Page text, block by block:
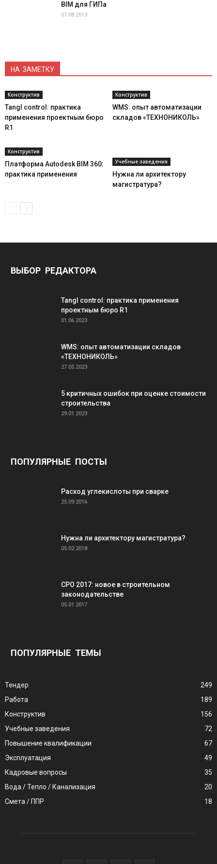
BIM для ГИПа
07.08.2019
НА ЗАМЕТКУ
Конструктив
Tangl control: практика
применения проектным бюро
R1
Конструктив
WMS: опыт автоматизации
складов «ТЕХНОНИКОЛЬ»
Конструктив
Платформа Autodesk BIM 360:
практика применения
Учебные заведения
Нужна ли архитектору
магистратура?
ВЫБОР РЕДАКТОРА
Tangl control: практика применения
проектным бюро R1
01.06.2023
WMS: опыт автоматизации складов
«ТЕХНОНИКОЛЬ»
27.05.2023
5 критичных ошибок при оценке стоимости
строительства
29.01.2023
ПОПУЛЯРНЫЕ ПОСТЫ
Расход углекислоты при сварке
25.09.2016
Нужна ли архитектору магистратура?
05.02.2018
СРО 2017: новое в строительном
законодательстве
05.01.2017
ПОПУЛЯРНЫЕ ТЕМЫ
Тендер
249
Работа
189
Конструктив
156
Учебные заведения
72
Повышение квалификации
67
Эксплуатация
49
Кадровые вопросы
35
Вода / Тепло / Канализация
20
Смета / ППР
18